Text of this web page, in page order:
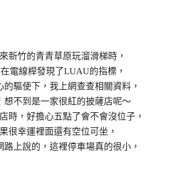
新竹的青青草原玩溜滑梯時，
電線桿發現了LUAU的指標，
的驅使下，我上網查查相關資料，
想不到是一家很紅的披薩店呢～
時，好擔心五點了會不會沒位子，
很幸運裡面還有空位可坐，
路上說的，這裡停車場真的很小，